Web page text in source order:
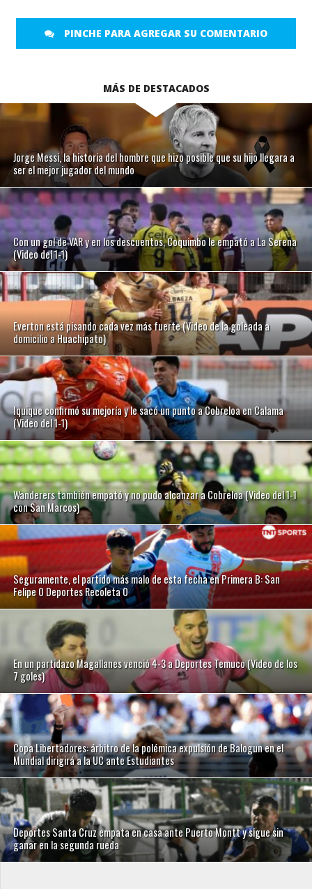
PINCHE PARA AGREGAR SU COMENTARIO
MÁS DE DESTACADOS
Jorge Messi, la historia del hombre que hizo posible que su hijo llegara a
ser el mejor jugador del mundo
Con un gol de VAR y en los descuentos, Coquimbo le empató a La Serena
(Video del 1-1)
Everton está pisando cada vez más fuerte (Video de la goleada a
domicilio a Huachipato)
Iquique confirmó su mejoría y le sacó un punto a Cobreloa en Calama
(Video del 1-1)
Wanderers también empató y no pudo alcanzar a Cobreloa (Video del 1-1
con San Marcos)
Seguramente, el partido más malo de esta fecha en Primera B: San
Felipe 0 Deportes Recoleta 0
En un partidazo Magallanes venció 4-3 a Deportes Temuco (Video de los
7 goles)
Copa Libertadores: árbitro de la polémica expulsión de Balogun en el
Mundial dirigirá a la UC ante Estudiantes
Deportes Santa Cruz empata en casa ante Puerto Montt y sigue sin
ganar en la segunda rueda